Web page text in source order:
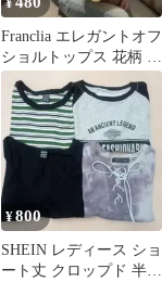
¥
Franclia エレガントオフ
ショルトップス 花柄 JP
ーXL（M）
¥800
SHEIN レディース ショ
ート丈 クロップド 半袖